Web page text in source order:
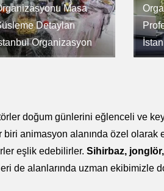
Masa
Detayları
Organizasyon
doğum günlerini eğlenceli ve
biri animasyon alanında özel
eşlik edebilirler. Sihirbaz,
de alanlarında uzman ekibimizle